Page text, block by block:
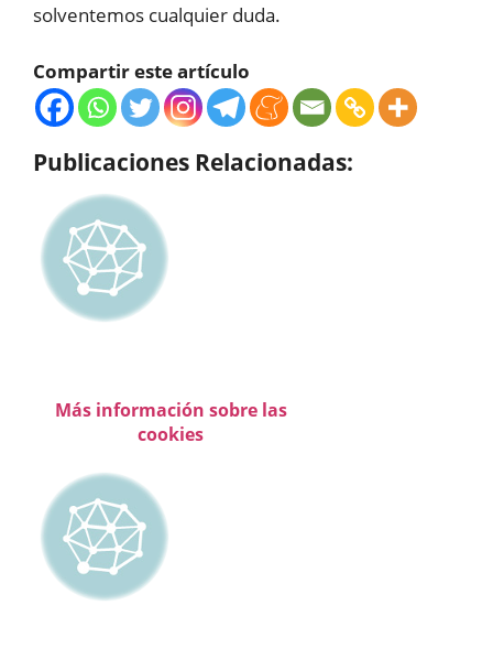
solventemos cualquier duda.
Compartir este artículo
Publicaciones Relacionadas:
Más información sobre las
cookies